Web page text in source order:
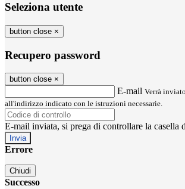
Seleziona utente
button close ×
Recupero password
button close ×
E-mail Verrà
all'indirizzo indicato con le istruzioni necessarie.
E-mail inviata, si prega di controllare la casella
Errore
Chiudi
Successo